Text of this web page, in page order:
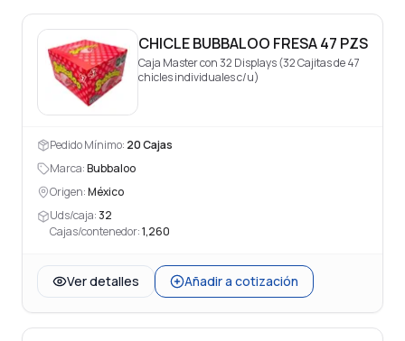
CHICLE BUBBALOO FRESA 47 PZS
Caja Master con 32 Displays (32 Cajitas de 47
chicles individuales c/u)
Pedido Mínimo: 20Cajas
Marca:Bubbaloo
Origen:México
Uds/caja:32
Cajas/contenedor:1,260
Ver detalles Añadir a cotización